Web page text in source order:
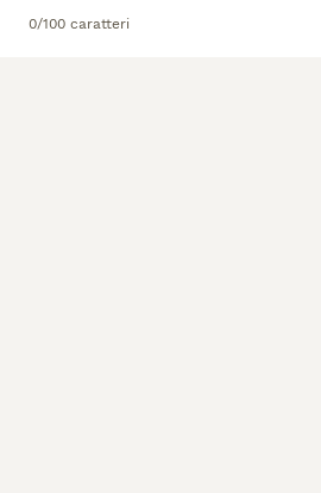
0/100 caratteri